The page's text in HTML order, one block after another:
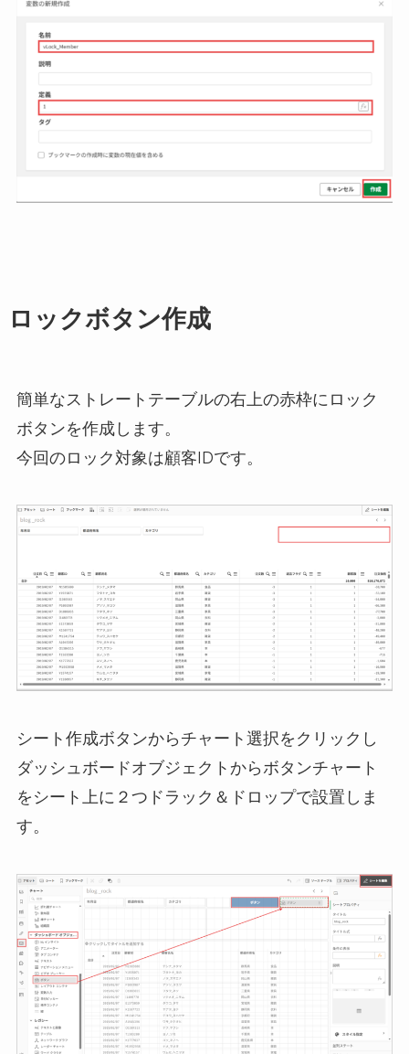
ロックボタン作成
簡単なストレートテーブルの右上の赤枠にロック
ボタンを作成します。
今回のロック対象は顧客IDです。
シート作成ボタンからチャート選択をクリックし
ダッシュボードオブジェクトからボタンチャート
をシート上に２つドラック＆ドロップで設置しま
す。